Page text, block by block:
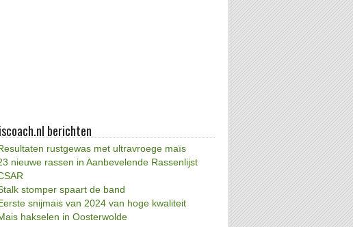
berichten
rustgewas met ultravroege maïs
nieuwe rassen in Aanbevelende Rassenlijst
stomper spaart de band
snijmais van 2024 van hoge kwaliteit
hakselen in Oosterwolde